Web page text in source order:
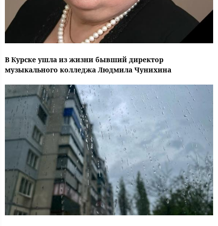
В Курске ушла из жизни бывший директор
музыкального колледжа Людмила Чунихина